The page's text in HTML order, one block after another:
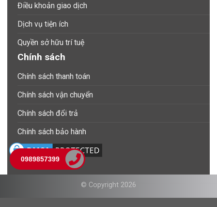
Điều khoản giao dịch
Dịch vụ tiện ích
Quyền sở hữu trí tuệ
Chính sách
Chính sách thanh toán
Chính sách vận chuyển
Chính sách đổi trả
Chính sách bảo hành
© Copyright 2026
0989857399